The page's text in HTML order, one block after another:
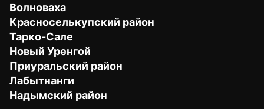
Волноваха
Красноселькупский район
Тарко-Сале
Новый Уренгой
Приуральский район
Лабытнанги
Надымский район